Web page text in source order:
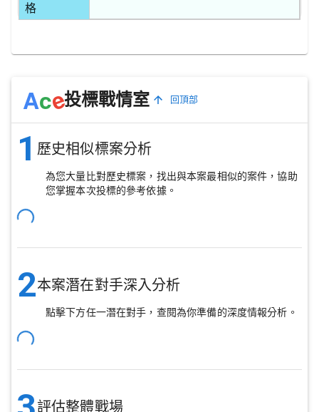
格
Ace投標戰情室 回頂部
1 歷史相似標案分析
為您大量比對歷史標案，找出與本案最相似的案件，協助
您掌握本次投標的參考依據。
2本案潛在對手深入分析
點擊下方任一潛在對手，查閱為你準備的深度情報分析。
評估整體戰場